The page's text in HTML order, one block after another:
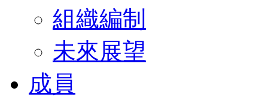
組織編制
未來展望
成員